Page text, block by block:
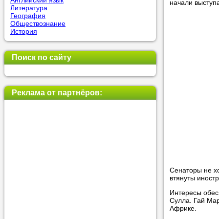
Мы
Совет 3.
Литература
География
Обществознание
История
Поиск по сайту
Реклама от партнёров:
начали
Сенаторы не
втянуты
Интересы
Сулла. Гай
Африке.